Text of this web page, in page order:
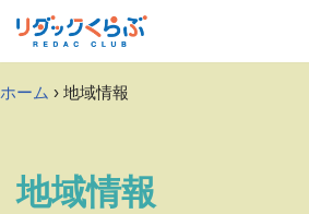
Skip
ホーム › 地域情報
地域情報